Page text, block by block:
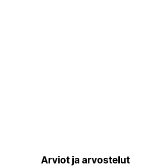
Arviot ja arvostelut